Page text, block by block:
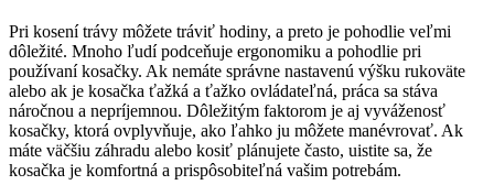
Pri kosení trávy môžete tráviť hodiny, a preto je pohodlie veľmi
dôležité. Mnoho ľudí podceňuje ergonomiku a pohodlie pri
používaní kosačky. Ak nemáte správne nastavenú výšku rukoväte
alebo ak je kosačka ťažká a ťažko ovládateľná, práca sa stáva
náročnou a nepríjemnou. Dôležitým faktorom je aj vyváženosť
kosačky, ktorá ovplyvňuje, ako ľahko ju môžete manévrovať. Ak
máte väčšiu záhradu alebo kosiť plánujete často, uistite sa, že
kosačka je komfortná a prispôsobiteľná vašim potrebám.